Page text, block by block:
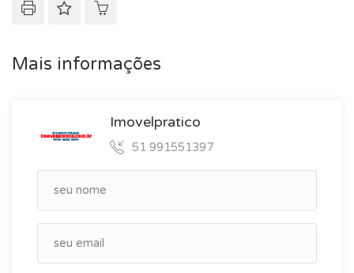
Mais informações
Imovelpratico
51 991551397